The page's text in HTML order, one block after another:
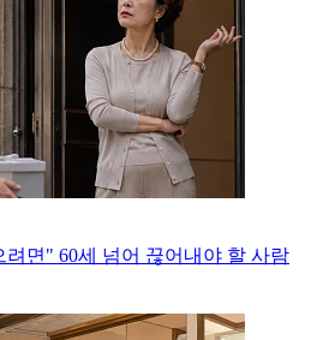
려면" 60세 넘어 끊어내야 할 사람